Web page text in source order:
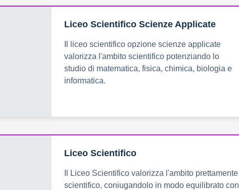
Liceo Scientifico Scienze Applicate
Il liceo scientifico opzione scienze applicate
valorizza l'ambito scientifico potenziando lo
studio di matematica, fisica, chimica, biologia e
informatica.
Liceo Scientifico
Il Liceo Scientifico valorizza l'ambito prettamente
scientifico, coniugandolo in modo equilibrato con